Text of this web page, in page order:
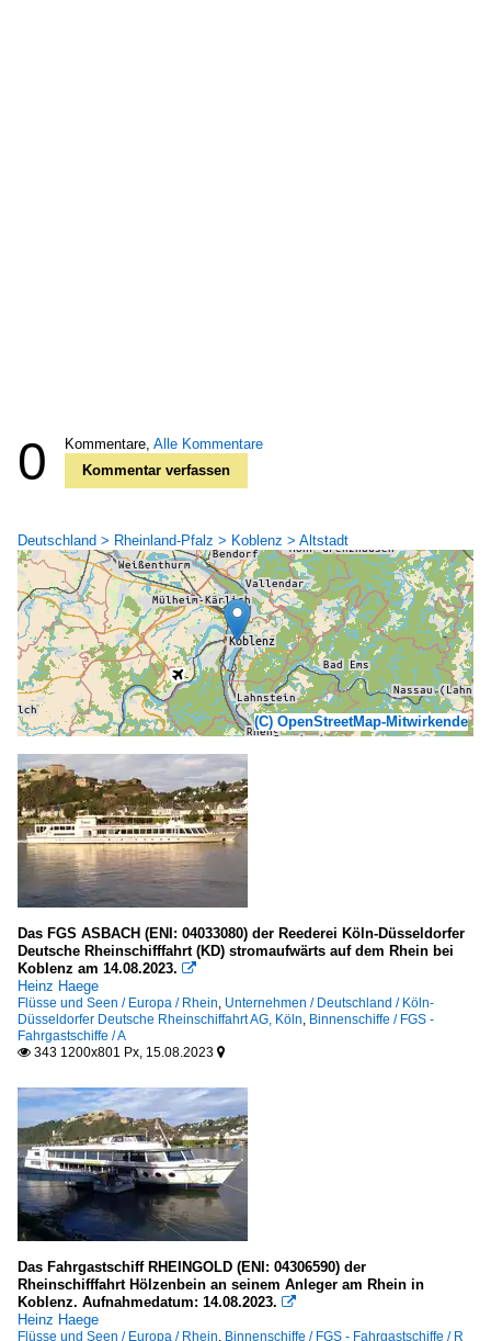
0 Kommentare, Alle Kommentare
Kommentar verfassen
Deutschland > Rheinland-Pfalz > Koblenz > Altstadt
(C) OpenStreetMap-Mitwirkende
Das FGS ASBACH (ENI: 04033080) der Reederei Köln-Düsseldorfer
Deutsche Rheinschifffahrt (KD) stromaufwärts auf dem Rhein bei
Koblenz am 14.08.2023. 
Heinz Haege
Flüsse und Seen / Europa / Rhein, Unternehmen / Deutschland / Köln-
Düsseldorfer Deutsche Rheinschiffahrt AG, Köln, Binnenschiffe / FGS -
Fahrgastschiffe / A
 343 1200x801 Px, 15.08.2023 
Das Fahrgastschiff RHEINGOLD (ENI: 04306590) der
Rheinschifffahrt Hölzenbein an seinem Anleger am Rhein in
Koblenz. Aufnahmedatum: 14.08.2023. 
Heinz Haege
Flüsse und Seen / Europa / Rhein, Binnenschiffe / FGS - Fahrgastschiffe / R